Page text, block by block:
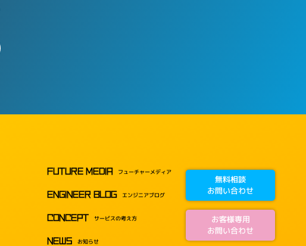
FUTURE MEDIA フューチャーメディア
ENGINEER BLOG エンジニアブログ
CONCEPT サービスの考え方
NEWS お知らせ
無料相談
お問い合わせ
お客様専用
お問い合わせ